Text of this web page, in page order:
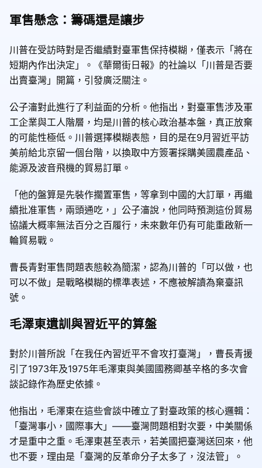
軍售懸念：籌碼還是讓步
川普在受訪時對是否繼續對臺軍售保持模糊，僅表示「將在
短期內作出決定」。《華爾街日報》的社論以「川普是否要
出賣臺灣」開篇，引發廣泛關注。
公子瀋對此進行了利益面的分析。他指出，對臺軍售涉及軍
工企業與工人階層，均是川普的核心政治基本盤，真正放棄
的可能性極低。川普選擇模糊表態，目的是在9月習近平訪
美前給北京留一個台階，以換取中方簽署採購美國農產品、
能源及波音飛機的貿易訂單。
「他的盤算是先裝作擱置軍售，等拿到中國的大訂單，再繼
續批准軍售，兩頭通吃，」公子瀋說，他同時預測這份貿易
協議大概率無法百分之百履行，未來數年仍有可能重啟新一
輪貿易戰。
曹長青對軍售問題表態較為簡潔，認為川普的「可以做，也
可以不做」是戰略模糊的標準表述，不應被解讀為棄臺訊
號。
毛澤東遺訓與習近平的算盤
對於川普所說「在我任內習近平不會攻打臺灣」，曹長青援
引了1973年及1975年毛澤東與美國國務卿基辛格的多次會
談記錄作為歷史依據。
他指出，毛澤東在這些會談中確立了對臺政策的核心邏輯：
「臺灣事小，國際事大」——臺灣問題相對次要，中美關係
才是重中之重。毛澤東甚至表示，若美國把臺灣送回來，他
也不要，理由是「臺灣的反革命分子太多了，沒法管」。